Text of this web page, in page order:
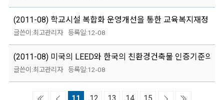
(2011-08) 학교시설 복합화 운영개선을 통한 교육복지재정 운
최고관리자 12-08
(2011-08) 미국의 LEED와 한국의 친환경건축물 인증기준의
최고관리자 12-08